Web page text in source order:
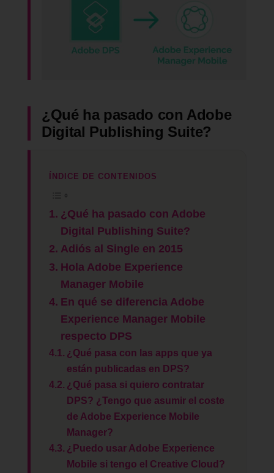
¿Qué ha pasado con Adobe
Digital Publishing Suite?
ÍNDICE DE CONTENIDOS
¿Qué ha pasado con Adobe
Digital Publishing Suite?
Adiós al Single en 2015
Hola Adobe Experience
Manager Mobile
En qué se diferencia Adobe
Experience Manager Mobile
respecto DPS
¿Qué pasa con las apps que ya
están publicadas en DPS?
¿Qué pasa si quiero contratar
DPS? ¿Tengo que asumir el coste
de Adobe Experience Mobile
Manager?
¿Puedo usar Adobe Experience
Mobile si tengo el Creative Cloud?